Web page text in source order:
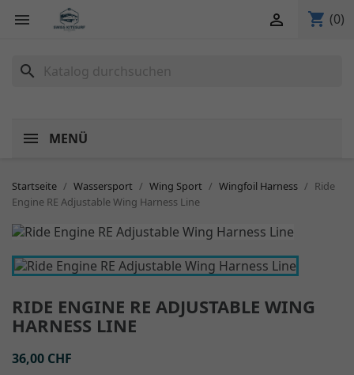
 shopping_cart (0)

search
MENÜ
Startseite Wassersport Wing Sport Wingfoil Harness
Ride
Engine RE Adjustable Wing Harness Line
RIDE ENGINE RE ADJUSTABLE WING
HARNESS LINE
36,00 CHF